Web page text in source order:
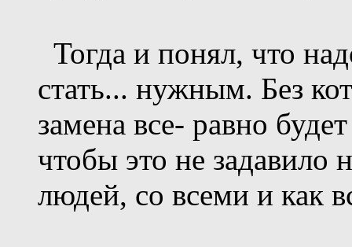
Тогда и понял, что
стать... нужным. Без
замена все- равно
чтобы это не задавило
людей, со всеми и как